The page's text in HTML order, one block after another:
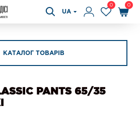
UA
0 0
КАТАЛОГ ТОВАРІВ
PANTS 65/35